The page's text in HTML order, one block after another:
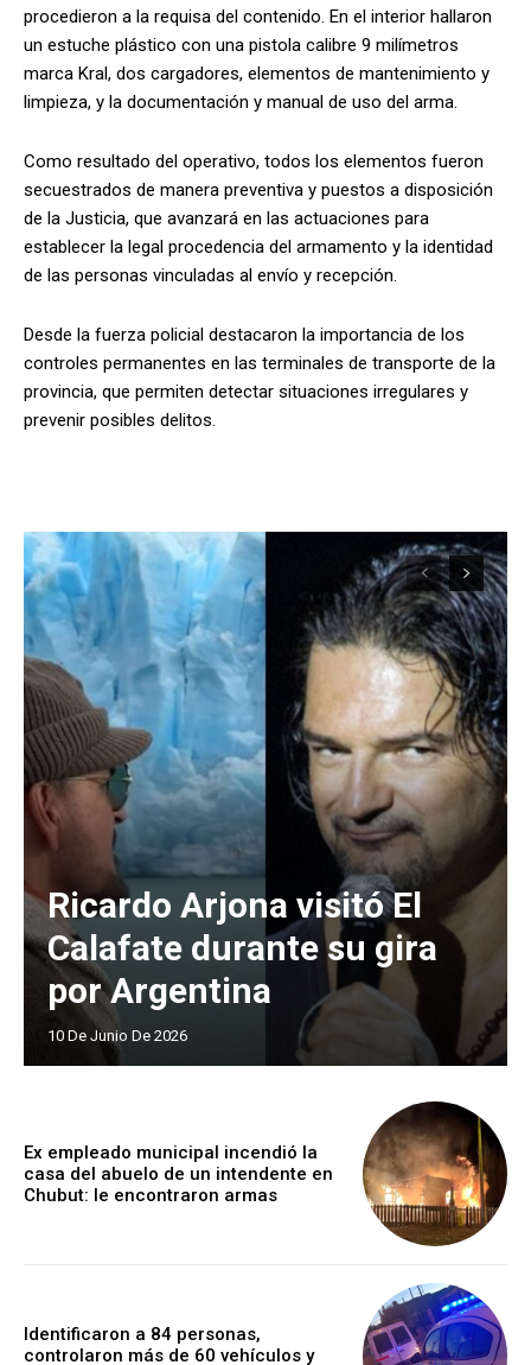
procedieron a la requisa del contenido. En el interior hallaron
un estuche plástico con una pistola calibre 9 milímetros
marca Kral, dos cargadores, elementos de mantenimiento y
limpieza, y la documentación y manual de uso del arma.
Como resultado del operativo, todos los elementos fueron
secuestrados de manera preventiva y puestos a disposición
de la Justicia, que avanzará en las actuaciones para
establecer la legal procedencia del armamento y la identidad
de las personas vinculadas al envío y recepción.
Desde la fuerza policial destacaron la importancia de los
controles permanentes en las terminales de transporte de la
provincia, que permiten detectar situaciones irregulares y
prevenir posibles delitos.
Ricardo Arjona visitó El
Calafate durante su gira
por Argentina
10 De Junio De 2026
Ex empleado municipal incendió la
casa del abuelo de un intendente en
Chubut: le encontraron armas
Identificaron a 84 personas,
controlaron más de 60 vehículos y